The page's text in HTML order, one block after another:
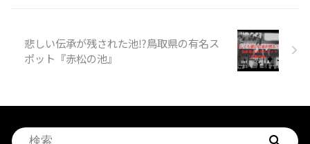
悲しい伝承が残された池⁉鳥取県の有名ス
ポット『赤松の池』